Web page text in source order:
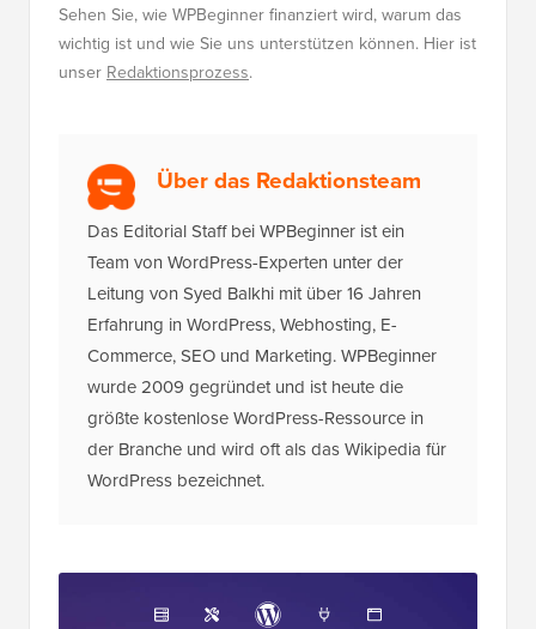
Sehen Sie, wie WPBeginner finanziert wird, warum das
wichtig ist und wie Sie uns unterstützen können. Hier ist
unser Redaktionsprozess.
Über das Redaktionsteam
Das Editorial Staff bei WPBeginner ist ein
Team von WordPress-Experten unter der
Leitung von Syed Balkhi mit über 16 Jahren
Erfahrung in WordPress, Webhosting, E-
Commerce, SEO und Marketing. WPBeginner
wurde 2009 gegründet und ist heute die
größte kostenlose WordPress-Ressource in
der Branche und wird oft als das Wikipedia für
WordPress bezeichnet.